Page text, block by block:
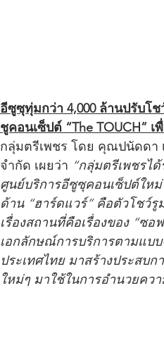
อีซูซุทุ่มกว่า 4,000 ล้านปรับโ
ชูคอนเซ็ปต์ “The TOUCH”
กลุ่มตรีเพชร โดย คุณปนัดดา
จำกัด เผยว่า “กลุ่มตรีเพชรไ
ศูนย์บริการอีซูซุคอนเซ็ปต์ให
ด้าน “ฮาร์ดแวร์” คือตัวโชว์
เรื่องสถานที่คือเรื่องของ “ซ
เอกลักษณ์การบริการตามแบ
ประเทศไทย มาสร้างประสบ
ใหม่ๆ มาใช้ในการอำนวยคว